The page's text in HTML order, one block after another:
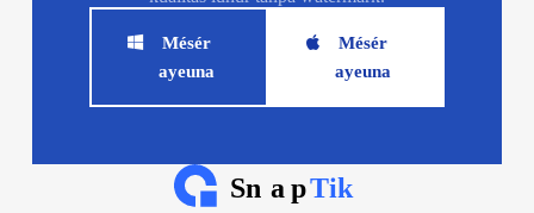
Mésér
ayeuna
Mésér
ayeuna